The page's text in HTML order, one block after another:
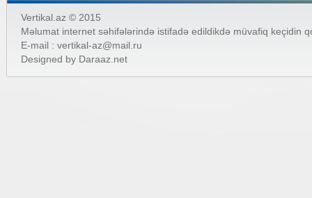
Vertikal.az © 2015
Məlumat internet səhifələrində istifadə edildikdə müvafiq keçidin
E-mail : vertikal-az@mail.ru
Designed by Daraaz.net